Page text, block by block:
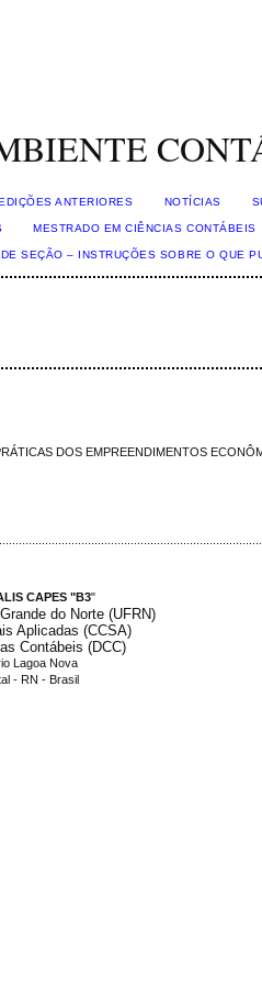
ANTERIORES NOTÍCIAS
MESTRADO EM CIÊNCIAS CONTÁBEIS
SEÇÃO – INSTRUÇÕES SOBRE O QUE
DOS EMPREENDIMENTOS
CAPES "B3"
do Norte (UFRN)
Aplicadas (CCSA)
Contábeis (DCC)
Lagoa Nova
- RN - Brasil